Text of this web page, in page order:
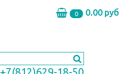
0 0.00 руб